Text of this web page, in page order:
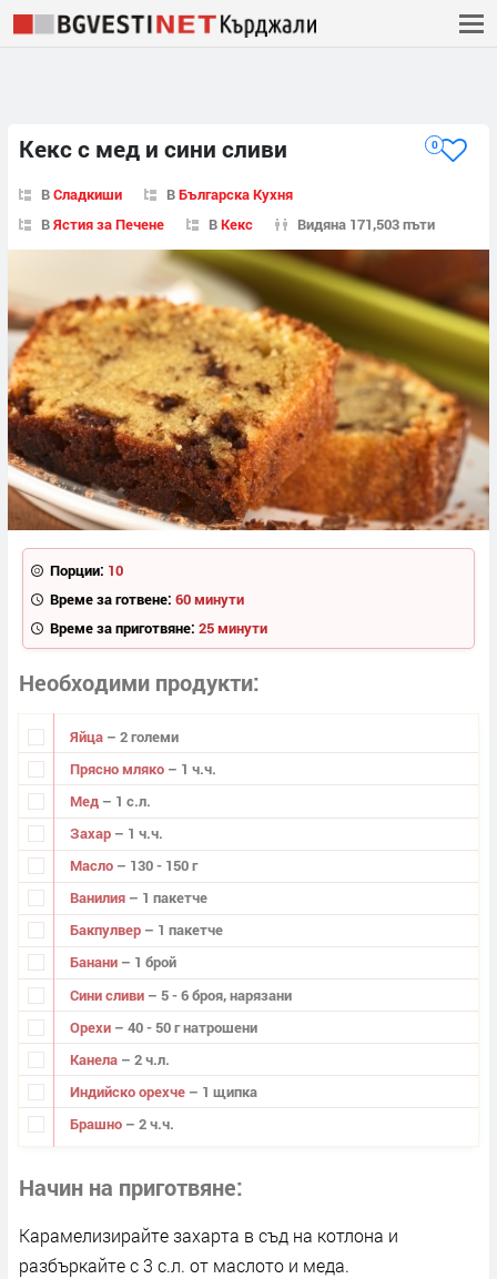
Кекс с мед и сини сливи 0
ВСладкиши ВБългарска Кухня
ВЯстия за Печене ВКекс Видяна 171,503 пъти
Порции: 10
Време за готвене: 60 минути
Време за приготвяне: 25 минути
Необходими продукти
Яйца – 2 големи
Прясно мляко – 1 ч.ч.
Мед – 1 с.л.
Захар – 1 ч.ч.
Масло – 130 - 150 г
Ванилия – 1 пакетче
Бакпулвер – 1 пакетче
Банани – 1 брой
Сини сливи – 5 - 6 броя, нарязани
Орехи – 40 - 50 г натрошени
Канела – 2 ч.л.
Индийско орехче – 1 щипка
Брашно – 2 ч.ч.
Начин на приготвяне
Карамелизирайте захарта в съд на котлона и
разбъркайте с 3 с.л. от маслото и меда.